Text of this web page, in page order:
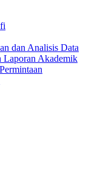
dan Analisis Data
Laporan Akademik